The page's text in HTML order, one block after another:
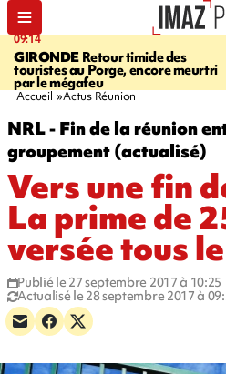
09:14
GIRONDE Retour timide des
touristes au Porge, encore meurtri
par le mégafeu
Accueil Actus Réunion
NRL - Fin de la réunion
groupement (actualisé)
Vers une fin
La prime de
versée tous
Publié le 27 septembre 2017 à 10:25
Actualisé le 28 septembre 2017 à